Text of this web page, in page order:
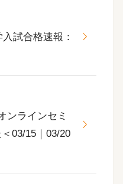
試合格速報：
ンラインセミ
03/15｜03/20